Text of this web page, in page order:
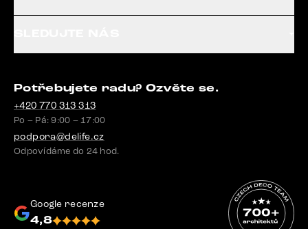
Potřebujete radu? Ozvěte se.
+420 770 313 313
Po – Pá: 9:00 – 17:00
podpora@delife.cz
Odpovídáme do 24 hod.
Google recenze
4,8